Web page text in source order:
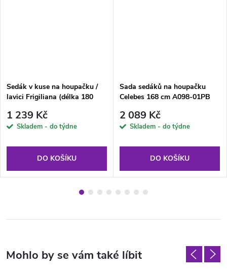
Sedák v kuse na houpačku /
lavici Frigiliana (délka 180
1 239 Kč
Skladem - do týdne
DO KOŠÍKU
Sada sedáků na houpačku
Celebes 168 cm A098-01PB
2 089 Kč
Skladem - do týdne
DO KOŠÍKU